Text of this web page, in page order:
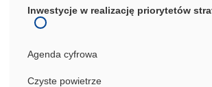
Inwestycje w realizację priorytetów
Agenda cyfrowa
Czyste powietrze